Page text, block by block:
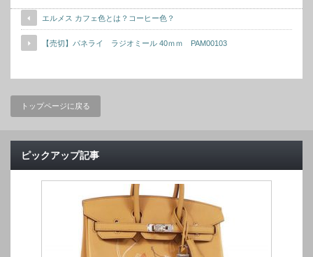
エルメス カフェ色とは？コーヒー色？
【売切】パネライ ラジオミール 40ｍｍ PAM00103
トップページに戻る
ピックアップ記事